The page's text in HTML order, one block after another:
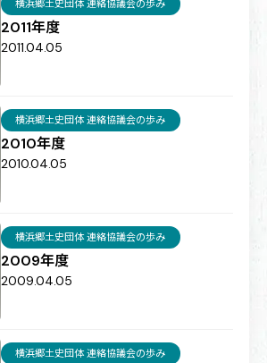
2011年度
横浜郷土史団体 連絡協議会の歩み
2011.04.05
2010年度
横浜郷土史団体 連絡協議会の歩み
2010.04.05
2009年度
横浜郷土史団体 連絡協議会の歩み
2009.04.05
横浜郷土史団体 連絡協議会の歩み